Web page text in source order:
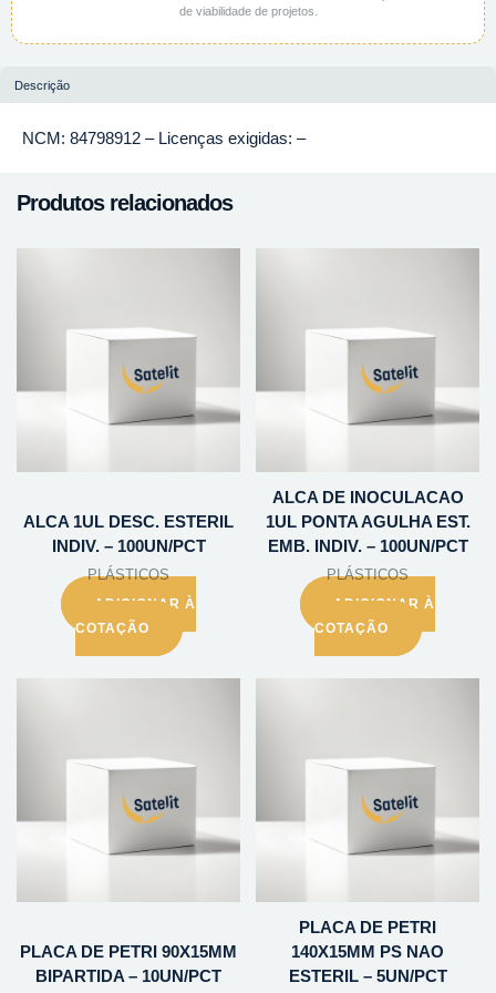
de viabilidade de projetos.
Descrição
NCM: 84798912 – Licenças exigidas: –
Produtos relacionados
ALCA 1UL DESC. ESTERIL
INDIV. – 100UN/PCT
PLÁSTICOS
ADICIONAR À
COTAÇÃO
ALCA DE INOCULACAO
1UL PONTA AGULHA EST.
EMB. INDIV. – 100UN/PCT
PLÁSTICOS
ADICIONAR À
COTAÇÃO
PLACA DE PETRI 90X15MM
BIPARTIDA – 10UN/PCT
PLACA DE PETRI
140X15MM PS NAO
ESTERIL – 5UN/PCT